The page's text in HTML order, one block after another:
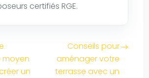
certifiés RGE.
moyen
un
Conseils pour
aménager votre
terrasse avec un